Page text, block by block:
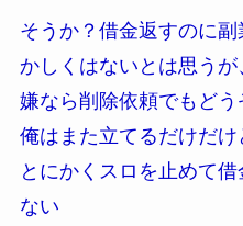
そうか？借金返すのに
かしくはないとは思う
嫌なら削除依頼でもどう
俺はまた立てるだけだけ
とにかくスロを止めて
ない